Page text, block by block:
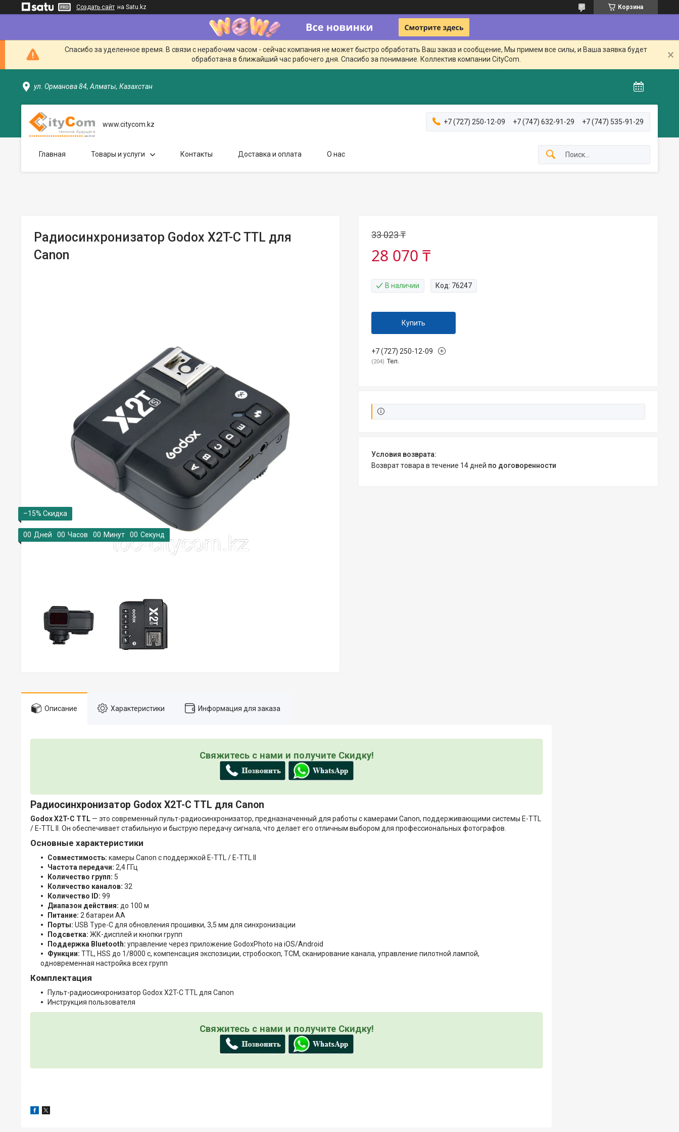
Создать сайт на Satu.kz Корзина
Спасибо за уделенное время. В связи с нерабочим часом - сейчас компания не может быстро обработать Ваш заказ и сообщение, Мы примем все силы, и Ваша заявка будет
обработана в ближайший час рабочего дня. Спасибо за понимание. Коллектив компании CityCom.
ул. Орманова 84, Алматы, Казахстан
www.citycom.kz +7 (727) 250-12-09 +7 (747) 632-91-29 +7 (747) 535-91-29
Главная Товары и услуги Контакты Доставка и оплата О нас
Радиосинхронизатор Godox X2T-C TTL для
Canon
–15%
00 Дней 00 Часов 00 Минут 00 Секунд
33 023 ₸
28 070 ₸
В наличии Код: 76247
Купить
+7 (727) 250-12-09
204 Тел.
возврат товара в течение 14 дней по договоренности
Описание Характеристики Информация для заказа
Свяжитесь с нами и получите Скидку!
Радиосинхронизатор Godox X2T-C TTL для Canon
Godox X2T-C TTL — это современный пульт-радиосинхронизатор, предназначенный для работы с камерами Canon, поддерживающими системы E-TTL
/ E-TTL II. Он обеспечивает стабильную и быструю передачу сигнала, что делает его отличным выбором для профессиональных фотографов.
Основные характеристики
Совместимость: камеры Canon с поддержкой E-TTL / E-TTL II
Частота передачи: 2,4 ГГц
Количество групп: 5
Количество каналов: 32
Количество ID: 99
Диапазон действия: до 100 м
Питание: 2 батареи AA
Порты: USB Type-C для обновления прошивки, 3,5 мм для синхронизации
Подсветка: ЖК-дисплей и кнопки групп
Поддержка Bluetooth: управление через приложение GodoxPhoto на iOS/Android
Функции: TTL, HSS до 1/8000 с, компенсация экспозиции, стробоскоп, TCM, сканирование канала, управление пилотной лампой,
одновременная настройка всех групп
Комплектация
Пульт-радиосинхронизатор Godox X2T-C TTL для Canon
Инструкция пользователя
Свяжитесь с нами и получите Скидку!